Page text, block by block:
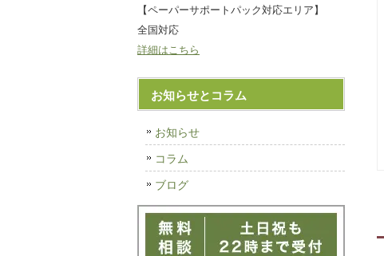
【ペーパーサポートパック対応エリア】
全国対応
詳細はこちら
お知らせとコラム
お知らせ
コラム
ブログ